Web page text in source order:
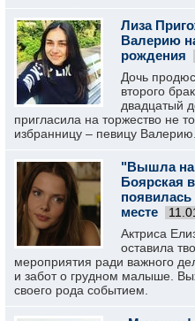
Лиза
Валерию
рождения
Дочь
второго
двадцатый
пригласила на торжество не
избранницу – певицу Валерию.
"Вышла на
Боярская
месте
Актриса
оставила
мероприятия ради важного
и забот о грудном малыше.
своего рода событием.